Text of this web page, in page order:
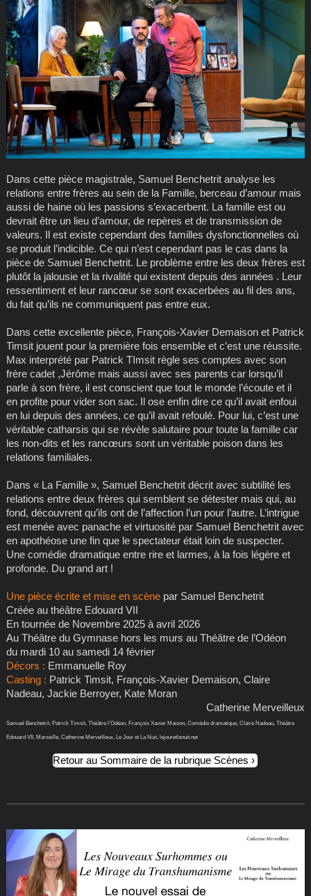
Dans cette pièce magistrale, Samuel Benchetrit analyse les
relations entre frères au sein de la Famille, berceau d’amour mais
aussi de haine où les passions s’exacerbent. La famille est ou
devrait être un lieu d’amour, de repères et de transmission de
valeurs. Il est existe cependant des familles dysfonctionnelles où
se produit l’indicible. Ce qui n’est cependant pas le cas dans la
pièce de Samuel Benchetrit. Le problème entre les deux frères est
plutôt la jalousie et la rivalité qui existent depuis des années . Leur
ressentiment et leur rancœur se sont exacerbées au fil des ans,
du fait qu’ils ne communiquent pas entre eux.
Dans cette excellente pièce, François-Xavier Demaison et Patrick
Timsit jouent pour la première fois ensemble et c’est une réussite.
Max interprété par Patrick TImsit règle ses comptes avec son
frère cadet ,Jérôme mais aussi avec ses parents car lorsqu’il
parle à son frère, il est conscient que tout le monde l’écoute et il
en profite pour vider son sac. Il ose enfin dire ce qu’il avait enfoui
en lui depuis des années, ce qu’il avait refoulé. Pour lui, c’est une
véritable catharsis qui se révèle salutaire pour toute la famille car
les non-dits et les rancœurs sont un véritable poison dans les
relations familiales.
Dans « La Famille », Samuel Benchetrit décrit avec subtilité les
relations entre deux frères qui semblent se détester mais qui, au
fond, découvrent qu’ils ont de l’affection l’un pour l’autre. L’intrigue
est menée avec panache et virtuosité par Samuel Benchetrit avec
en apothéose une fin que le spectateur était loin de suspecter.
Une comédie dramatique entre rire et larmes, à la fois légère et
profonde. Du grand art !
Une pièce écrite et mise en scènepar Samuel Benchetrit
Créée au théâtre Edouard VII
En tournée de Novembre 2025 à avril 2026
Au Théâtre du Gymnase hors les murs au Théâtre de l’Odéon
du mardi 10 au samedi 14 février
Décors : Emmanuelle Roy
Casting : Patrick Timsit, François-Xavier Demaison, Claire
Nadeau, Jackie Berroyer, Kate Moran
Catherine Merveilleux
Samuel Benchetrit, Patrick Timsit, Théâtre l’Odéon, François Xavier Maison, Comédie dramatique, Claire Nadeau, Théâtre
Edouard VII, Marseille, Catherine Merveilleux, Le Jour et La Nuit, lejouretlanuit.net
Retour au Sommaire de la rubrique Scènes